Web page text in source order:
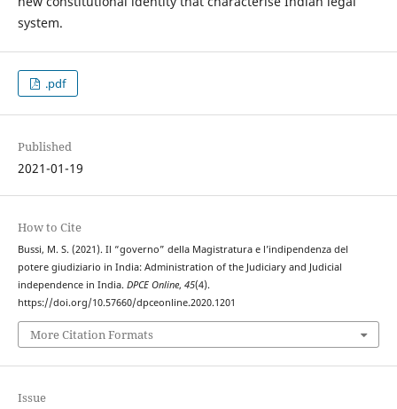
system.
.pdf
Published
2021-01-19
How to Cite
Bussi, M. S. (2021). Il “governo” della Magistratura e l’indipendenza del
potere giudiziario in India: Administration of the Judiciary and Judicial
independence in India. DPCE Online, 45(4).
https://doi.org/10.57660/dpceonline.2020.1201
More Citation Formats
Issue